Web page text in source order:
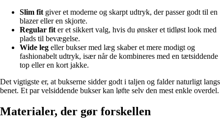
Slim fit giver et moderne og skarpt udtryk, der passer godt til en
blazer eller en skjorte.
Regular fit er et sikkert valg, hvis du ønsker et tidløst look med
plads til bevægelse.
Wide leg eller bukser med læg skaber et mere modigt og
fashionabelt udtryk, især når de kombineres med en tætsiddende
top eller en kort jakke.
Det vigtigste er, at bukserne sidder godt i taljen og falder naturligt langs
benet. Et par velsiddende bukser kan løfte selv den mest enkle overdel.
Materialer, der gør forskellen